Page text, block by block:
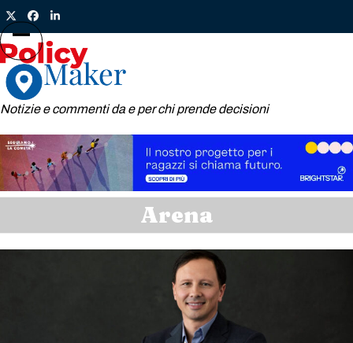
Skip
to
content
TwitterFacebook
LinkedIn
Notizie e commenti da e per chi prende decisioni
Open
mobile
menu
Close
mobile
menu
Arena